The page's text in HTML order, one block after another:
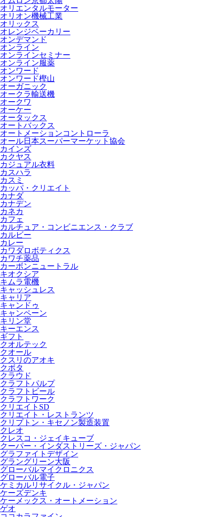
オリエンタルモーター
オリオン機械工業
オリックス
オレンジベーカリー
オンデマンド
オンライン
オンラインセミナー
オンライン服薬
オンワード
オンワード樫山
オーガニック
オークラ輸送機
オークワ
オーケー
オータックス
オートバックス
オートメーションコントローラ
オール日本スーパーマーケット協会
カインズ
カクヤス
カジュアル衣料
カスハラ
カスミ
カッパ・クリエイト
カナダ
カナデン
カネカ
カフェ
カルチュア・コンビニエンス・クラブ
カルビー
カレー
カワダロボティクス
カワチ薬品
カーボンニュートラル
キオクシア
キムラ電機
キャッシュレス
キャリア
キャンドゥ
キャンペーン
キリン堂
キーエンス
ギフト
クオルテック
クオール
クスリのアオキ
クボタ
クラウド
クラフトパルプ
クラフトビール
クラフトワーク
クリエイトSD
クリエイト・レストランツ
クリプトン・キセノン製造装置
クレオ
クレスコ・ジェイキューブ
クーパー・インダストリーズ・ジャパン
グラファイトデザイン
グラングリーン大阪
グローバルマイクロニクス
グローバル電子
ケミカルリサイクル・ジャパン
ケーズデンキ
ケーメックス・オートメーション
ゲオ